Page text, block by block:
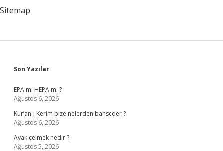
Sitemap
Sidebar
Son Yazılar
EPA mı HEPA mı ?
Ağustos 6, 2026
Kur’an-ı Kerim bize nelerden bahseder ?
Ağustos 6, 2026
Ayak çelmek nedir ?
Ağustos 5, 2026